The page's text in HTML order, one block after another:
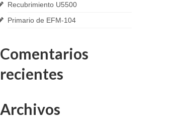
Recubrimiento U5500
Primario de EFM-104
Comentarios
recientes
Archivos